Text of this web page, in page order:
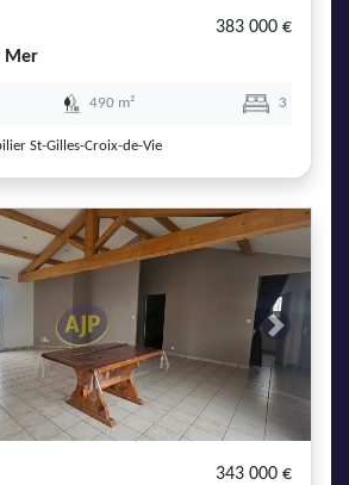
383 000 €
Mer
490 m² 3
St-Gilles-Croix-de-Vie
Next
343 000 €